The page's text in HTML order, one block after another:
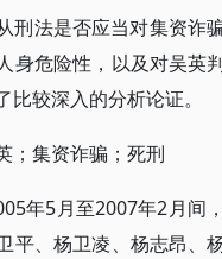
刑法是否应当对集资
身危险性，以及对吴英
较深入的分析论证。
；集资诈骗；死刑
年5月至2007年2月
平、杨卫凌、杨志昂、